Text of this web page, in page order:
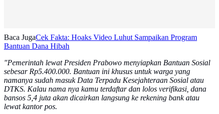
Baca JugaCek Fakta: Hoaks Video Luhut Sampaikan Program
Bantuan Dana Hibah
"Pemerintah lewat Presiden Prabowo menyiapkan Bantuan Sosial
sebesar Rp5.400.000. Bantuan ini khusus untuk warga yang
namanya sudah masuk Data Terpadu Kesejahteraan Sosial atau
DTKS. Kalau nama nya kamu terdaftar dan lolos verifikasi, dana
bansos 5,4 juta akan dicairkan langsung ke rekening bank atau
lewat kantor pos.